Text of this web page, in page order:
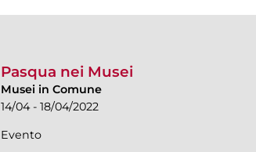
Pasqua nei Musei
Musei in Comune
14/04 - 18/04/2022
Evento